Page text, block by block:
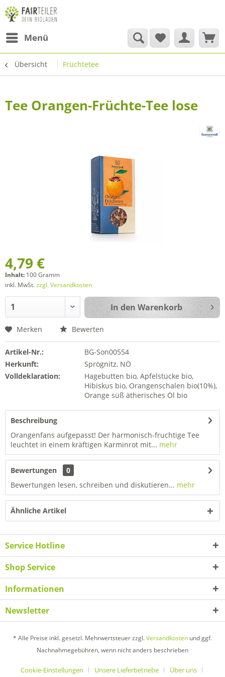
Menü
Übersicht Früchtetee
Tee Orangen-Früchte-Tee lose
4,79 €
Inhalt: 100 Gramm
inkl. MwSt.zzgl. Versandkosten
In den Warenkorb
Merken Bewerten
Artikel-Nr.:
BG-Son00554
Herkunft:
Sprögnitz, NÖ
Volldeklaration:
Hagebutten bio, Apfelstücke bio,
Hibiskus bio, Orangenschalen bio(10%),
Orange süß ätherisches Öl bio
Beschreibung
Orangenfans aufgepasst! Der harmonisch-fruchtige Tee
leuchtet in einem kräftigen Karminrot mit... mehr
Bewertungen
0
Bewertungen lesen, schreiben und diskutieren... mehr
Ähnliche Artikel
Service Hotline
Shop Service
Informationen
Newsletter
* Alle Preise inkl. gesetzl. Mehrwertsteuer zzgl.Versandkosten und ggf.
Nachnahmegebühren, wenn nicht anders beschrieben
Cookie-Einstellungen Unsere Lieferbetriebe Über uns